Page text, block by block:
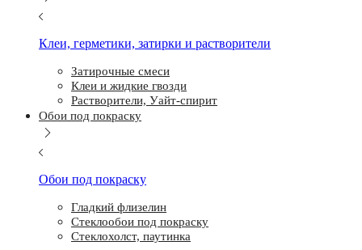
Клеи, герметики, затирки и растворители
Затирочные смеси
Клеи и жидкие гвозди
Растворители, Уайт-спирит
Обои под покраску
Обои под покраску
Гладкий флизелин
Стеклообои под покраску
Стеклохолст, паутинка